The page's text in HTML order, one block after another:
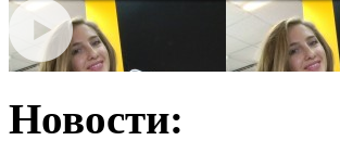
Новости: